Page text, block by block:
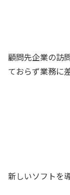
顧問先企業の訪
ておらず業務に
新しいソフトを